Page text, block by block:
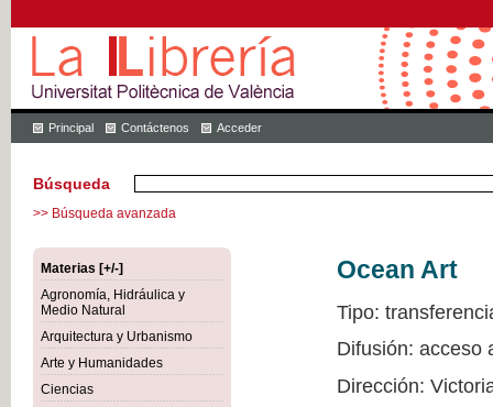
Principal Contáctenos Acceder
Búsqueda
>> Búsqueda avanzada
Materias [+/-]
Agronomía, Hidráulica y
Medio Natural
Arquitectura y Urbanismo
Arte y Humanidades
Ciencias
Ocean Art
Tipo:
Difusión: acceso
Dirección: